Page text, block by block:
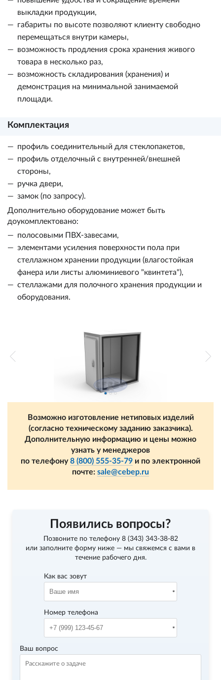
выкладки продукции,
габариты по высоте позволяют клиенту свободно
перемещаться внутри камеры,
возможность продления срока хранения живого
товара в несколько раз,
возможность складирования (хранения) и
демонстрация на минимальной занимаемой
площади.
Комплектация
профиль соединительный для стеклопакетов,
профиль отделочный с внутренней/внешней
стороны,
ручка двери,
замок (по запросу).
Дополнительно оборудование может быть
доукомплектовано:
полосовыми ПВХ-завесами,
элементами усиления поверхности пола при
стеллажном хранении продукции (влагостойкая
фанера или листы алюминиевого "квинтета"),
стеллажами для полочного хранения продукции и
оборудования.
Возможно изготовление нетиповых изделий
(согласно техническому заданию заказчика).
Дополнительную информацию и цены можно
узнать у менеджеров
по телефону8 (800) 555-35-79 и по электронной
почте: sale@cebep.ru
Появились вопросы?
Позвоните по телефону 8 (343) 343-38-82
или заполните форму ниже — мы свяжемся с вами в
течение рабочего дня.
Как вас зовут
Номер телефона
Ваш вопрос